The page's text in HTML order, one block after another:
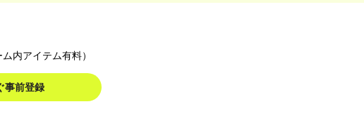
内アイテム有料）
事前登録